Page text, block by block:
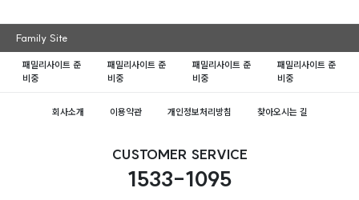
Family Site
패밀리사이트 준
비중
패밀리사이트 준
비중
패밀리사이트 준
비중
패밀리사이트 준
비중
회사소개 이용약관 개인정보처리방침 찾아오시는 길
CUSTOMER SERVICE
1533-1095